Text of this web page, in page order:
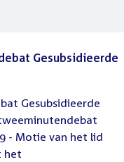
Gesubsidieerde
Gesubsidieerde
- Motie van het lid
het